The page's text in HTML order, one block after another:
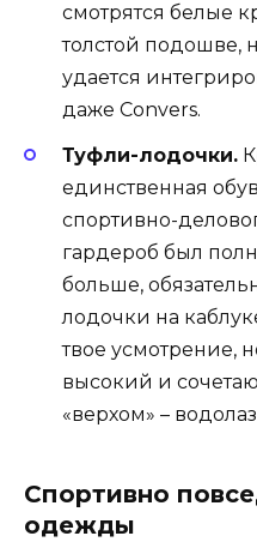
смотрятся белые
толстой подошве,
удается
даже Convers.
Туфли-лодочки.
единственная
спортивно-
гардероб был
больше,
лодочки на
твое усмотрение,
высокий и
«верхом» –
Спортивно
одежды